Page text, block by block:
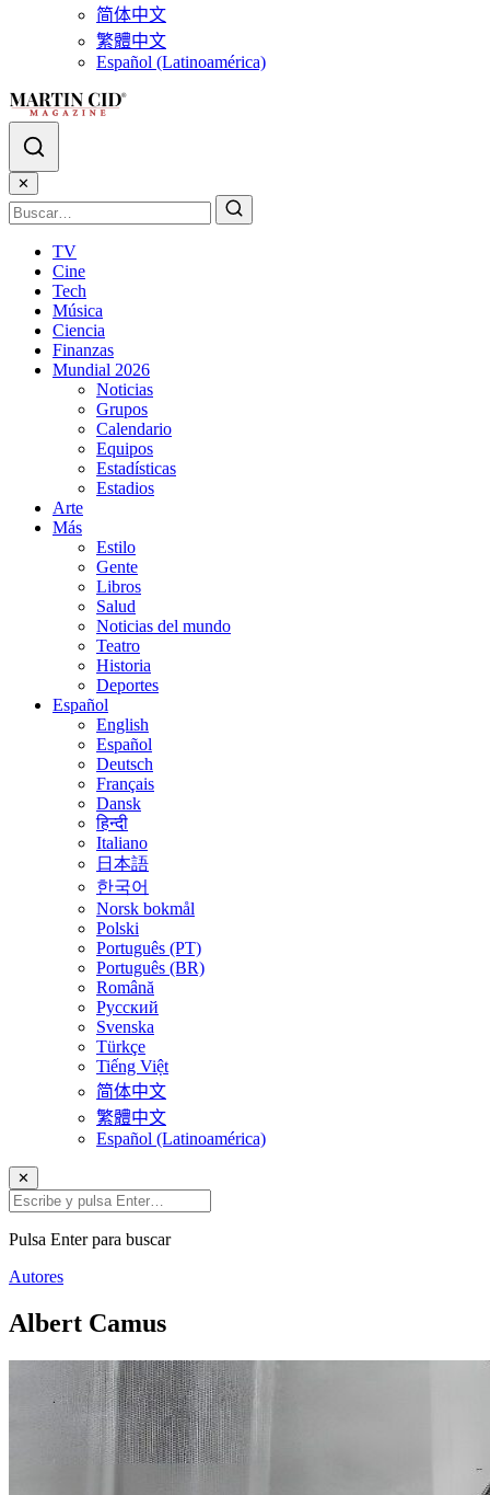
简体中文
繁體中文
Español (Latinoamérica)
✕
TV
Cine
Tech
Música
Ciencia
Finanzas
Mundial 2026
Noticias
Grupos
Calendario
Equipos
Estadísticas
Estadios
Arte
Más
Estilo
Gente
Libros
Salud
Noticias del mundo
Teatro
Historia
Deportes
Español
English
Español
Deutsch
Français
Dansk
हिन्दी
Italiano
日本語
한국어
Norsk bokmål
Polski
Português (PT)
Português (BR)
Română
Русский
Svenska
Türkçe
Tiếng Việt
简体中文
繁體中文
Español (Latinoamérica)
✕
Pulsa Enter para buscar
Autores
Albert Camus